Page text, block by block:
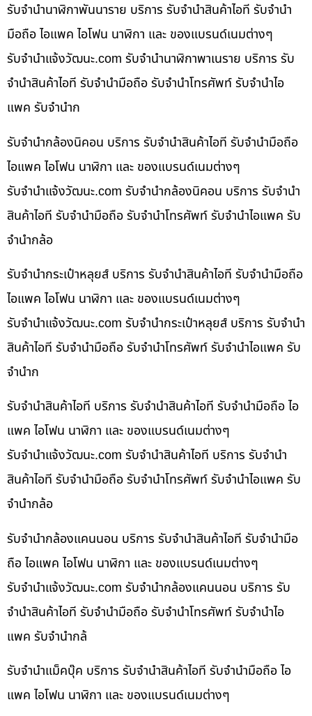
รับจำนำนาฬิกาพันนาราย บริการ รับจำนำสินค้าไอที รับจำนำ
มือถือ ไอแพค ไอโฟน นาฬิกา และ ของแบรนด์เนมต่างๆ
รับจํานําแจ้งวัฒนะ.com รับจำนำนาฬิกาพาเนราย บริการ รับ
จำนำสินค้าไอที รับจำนำมือถือ รับจำนำโทรศัพท์ รับจำนำไอ
แพค รับจำนำก
รับจำนำกล้องนิคอน บริการ รับจำนำสินค้าไอที รับจำนำมือถือ
ไอแพค ไอโฟน นาฬิกา และ ของแบรนด์เนมต่างๆ
รับจํานําแจ้งวัฒนะ.com รับจำนำกล้องนิคอน บริการ รับจำนำ
สินค้าไอที รับจำนำมือถือ รับจำนำโทรศัพท์ รับจำนำไอแพค รับ
จำนำกล้อ
รับจำนำกระเป๋าหลุยส์ บริการ รับจำนำสินค้าไอที รับจำนำมือถือ
ไอแพค ไอโฟน นาฬิกา และ ของแบรนด์เนมต่างๆ
รับจํานําแจ้งวัฒนะ.com รับจำนำกระเป๋าหลุยส์ บริการ รับจำนำ
สินค้าไอที รับจำนำมือถือ รับจำนำโทรศัพท์ รับจำนำไอแพค รับ
จำนำก
รับจำนำสินค้าไอที บริการ รับจำนำสินค้าไอที รับจำนำมือถือ ไอ
แพค ไอโฟน นาฬิกา และ ของแบรนด์เนมต่างๆ
รับจํานําแจ้งวัฒนะ.com รับจำนำสินค้าไอที บริการ รับจำนำ
สินค้าไอที รับจำนำมือถือ รับจำนำโทรศัพท์ รับจำนำไอแพค รับ
จำนำกล้อ
รับจำนำกล้องแคนนอน บริการ รับจำนำสินค้าไอที รับจำนำมือ
ถือ ไอแพค ไอโฟน นาฬิกา และ ของแบรนด์เนมต่างๆ
รับจํานําแจ้งวัฒนะ.com รับจำนำกล้องแคนนอน บริการ รับ
จำนำสินค้าไอที รับจำนำมือถือ รับจำนำโทรศัพท์ รับจำนำไอ
แพค รับจำนำกล้
รับจำนำแม็คบุ๊ค บริการ รับจำนำสินค้าไอที รับจำนำมือถือ ไอ
แพค ไอโฟน นาฬิกา และ ของแบรนด์เนมต่างๆ